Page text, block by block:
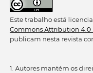
Este trabalho está
Commons Attribution
publicam nesta revista
1. Autores mantém os